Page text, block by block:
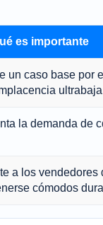
es importante
un caso base por
la demanda de
a los vendedores
cómodos